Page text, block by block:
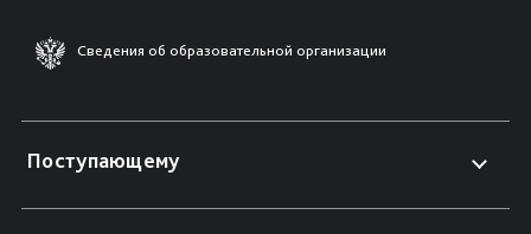
Сведения об образовательной организации
Поступающему